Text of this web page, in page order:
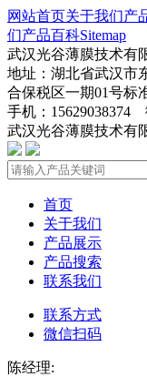
网站首页关于我们产
们产品百科Sitemap
武汉光谷薄膜技术有
地址：湖北省武汉市
合保税区一期01号标
手机：15629038374
武汉光谷薄膜技术有
首页
关于我们
产品展示
产品搜索
联系我们
联系方式
微信扫码
陈经理: